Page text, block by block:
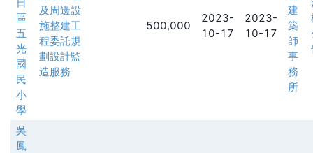
區
五
光
國
民
小
學
及周邊設
施整建工
程委託規
劃設計監
造服務
500,000
2023-
10-17
2023-
10-17
建
築
師
事
務
所
吳
鳳